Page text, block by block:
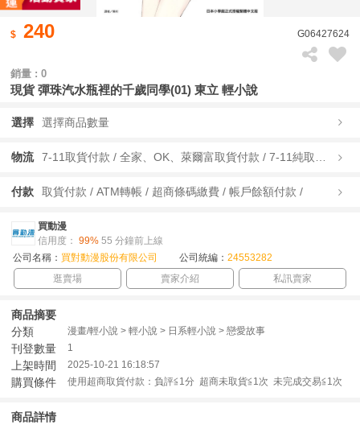
240 G06427624
銷量 : 0
現貨 彈珠汽水瓶裡的千歲同學(01) 東立 輕小說
選擇 選擇商品數量
物流
付款 取貨付款 / ATM轉帳 / 超商條碼繳費 / 帳戶餘額付款 /
買動漫
信用度： 99% 55 分鐘前上線
公司名稱： 買對動漫股份有限公司 公司統編： 24553282
逛賣場
賣家介紹 私訊賣家
商品摘要
分類
漫畫/輕小說 > 輕小說 > 日系輕小說 > 戀愛故事
刊登數量 1
上架時間 2025-10-21 16:18:57
購買條件 使用超商取貨付款：負評≦1分 超商未取貨≦1次 未完成交易≦1次
商品詳情